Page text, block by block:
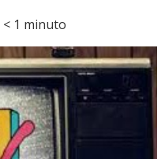
< 1 minuto